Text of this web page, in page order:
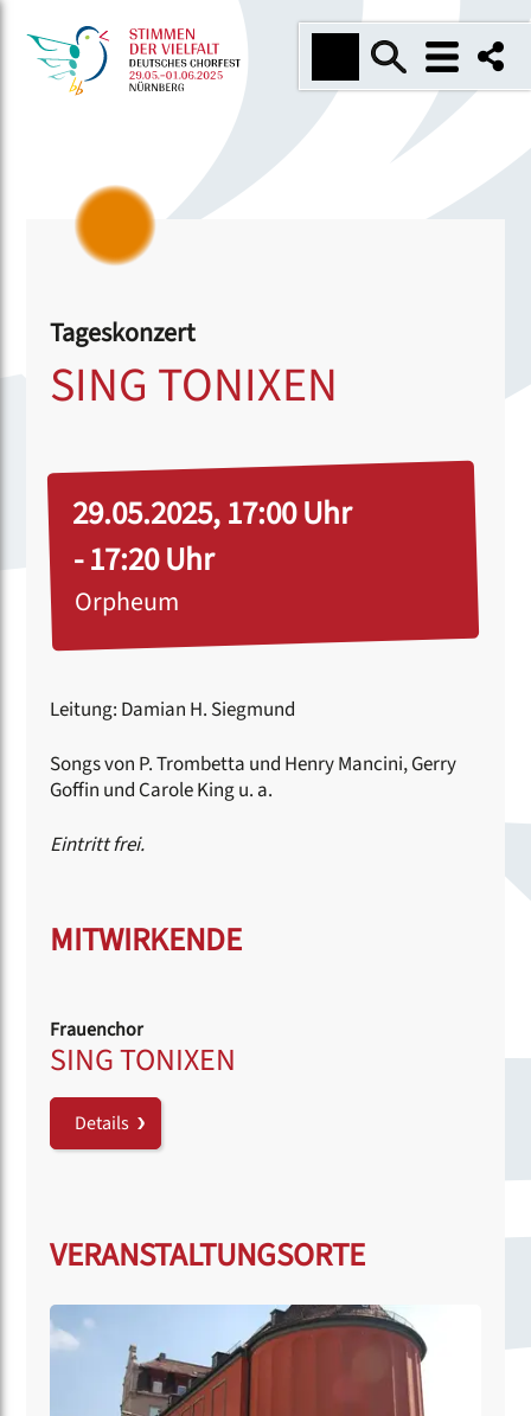
Tageskonzert
SING TONIXEN
29.05.2025, 17:00 Uhr
- 17:20 Uhr
Orpheum
Leitung: Damian H. Siegmund
Songs von P. Trombetta und Henry Mancini, Gerry
Goffin und Carole King u. a.
Eintritt frei.
MITWIRKENDE
Frauenchor
SING TONIXEN
Details
VERANSTALTUNGSORTE